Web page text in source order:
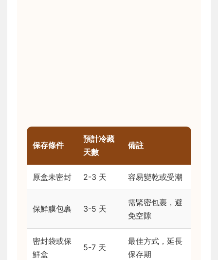
保存條件
預計冷藏
天數
備註
原盒未密封 2-3 天 容易變乾或受潮
保鮮膜包裹 3-5 天
需緊密包裹，避
免空隙
密封袋或保
鮮盒
5-7 天
最佳方式，延長
保存期